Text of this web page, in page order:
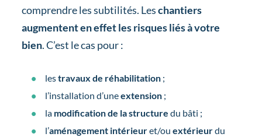
comprendre les subtilités. Leschantiers
augmentent en effet les risques liés à votre
bien. C’est le cas pour :
lestravaux de réhabilitation;
l’installation d’uneextension;
la modification de la structure du bâti ;
l’aménagement intérieuret/ou extérieurdu